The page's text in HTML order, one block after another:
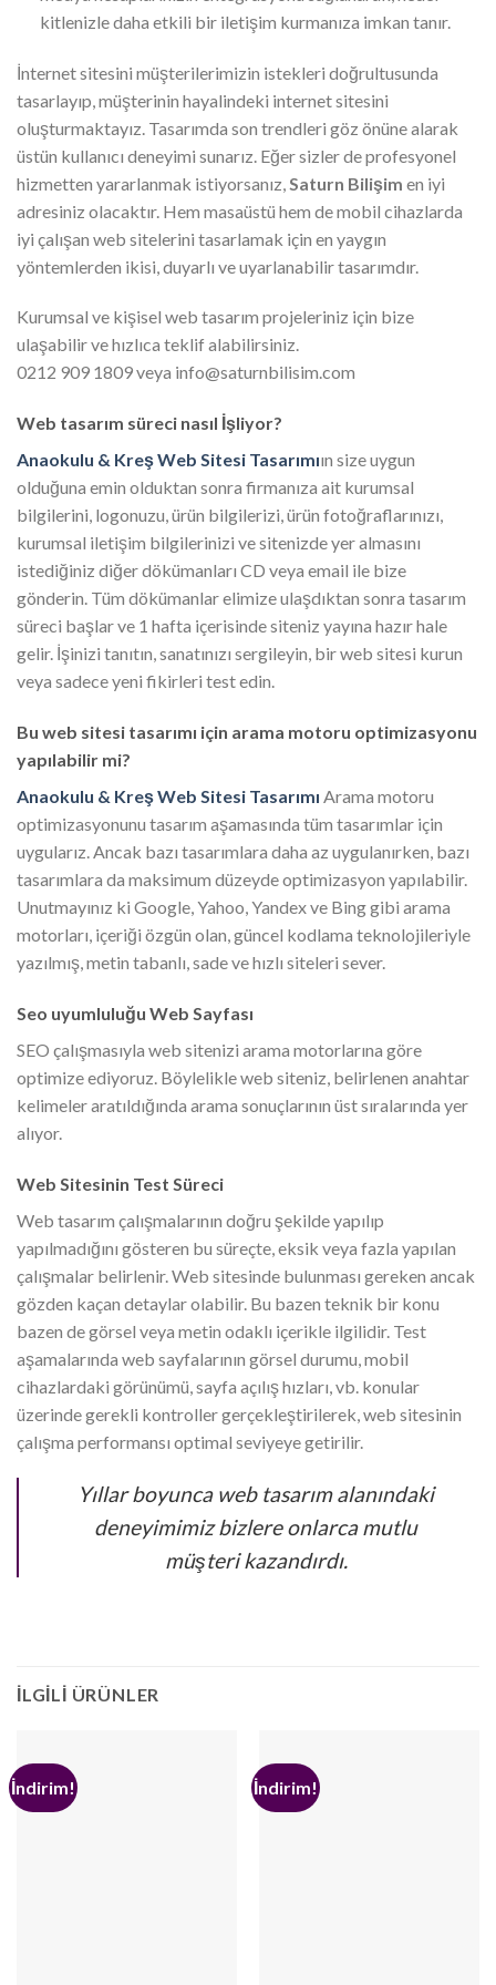
kitlenizle daha etkili bir iletişim kurmanıza imkan tanır.
İnternet sitesini müşterilerimizin istekleri doğrultusunda
tasarlayıp, müşterinin hayalindeki internet sitesini
oluşturmaktayız. Tasarımda son trendleri göz önüne alarak
üstün kullanıcı deneyimi sunarız. Eğer sizler de profesyonel
hizmetten yararlanmak istiyorsanız, Saturn Bilişim en iyi
adresiniz olacaktır. Hem masaüstü hem de mobil cihazlarda
iyi çalışan web sitelerini tasarlamak için en yaygın
yöntemlerden ikisi, duyarlı ve uyarlanabilir tasarımdır.
Kurumsal ve kişisel web tasarım projeleriniz için bize
ulaşabilir ve hızlıca teklif alabilirsiniz.
0212 909 1809 veya info@saturnbilisim.com
Web tasarım süreci nasıl İşliyor?
Anaokulu & Kreş Web Sitesi Tasarımıın size uygun
olduğuna emin olduktan sonra firmanıza ait kurumsal
bilgilerini, logonuzu, ürün bilgilerizi, ürün fotoğraflarınızı,
kurumsal iletişim bilgilerinizi ve sitenizde yer almasını
istediğiniz diğer dökümanları CD veya email ile bize
gönderin. Tüm dökümanlar elimize ulaşdıktan sonra tasarım
süreci başlar ve 1 hafta içerisinde siteniz yayına hazır hale
gelir. İşinizi tanıtın, sanatınızı sergileyin, bir web sitesi kurun
veya sadece yeni fikirleri test edin.
Bu web sitesi tasarımı için arama motoru optimizasyonu
yapılabilir mi?
Anaokulu & Kreş Web Sitesi Tasarımı Arama motoru
optimizasyonunu tasarım aşamasında tüm tasarımlar için
uygularız. Ancak bazı tasarımlara daha az uygulanırken, bazı
tasarımlara da maksimum düzeyde optimizasyon yapılabilir.
Unutmayınız ki Google, Yahoo, Yandex ve Bing gibi arama
motorları, içeriği özgün olan, güncel kodlama teknolojileriyle
yazılmış, metin tabanlı, sade ve hızlı siteleri sever.
Seo uyumluluğu Web Sayfası
SEO çalışmasıyla web sitenizi arama motorlarına göre
optimize ediyoruz. Böylelikle web siteniz, belirlenen anahtar
kelimeler aratıldığında arama sonuçlarının üst sıralarında yer
alıyor.
Web Sitesinin Test Süreci
Web tasarım çalışmalarının doğru şekilde yapılıp
yapılmadığını gösteren bu süreçte, eksik veya fazla yapılan
çalışmalar belirlenir. Web sitesinde bulunması gereken ancak
gözden kaçan detaylar olabilir. Bu bazen teknik bir konu
bazen de görsel veya metin odaklı içerikle ilgilidir. Test
aşamalarında web sayfalarının görsel durumu, mobil
cihazlardaki görünümü, sayfa açılış hızları, vb. konular
üzerinde gerekli kontroller gerçekleştirilerek, web sitesinin
çalışma performansı optimal seviyeye getirilir.
Yıllar boyunca web tasarım alanındaki
deneyimimiz bizlere onlarca mutlu
müşteri kazandırdı.
İLGILI ÜRÜNLER
İndirim! İndirim!